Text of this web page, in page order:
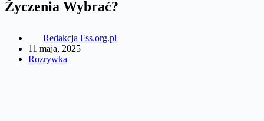
Życzenia Wybrać?
Redakcja Fss.org.pl
11 maja, 2025
Rozrywka